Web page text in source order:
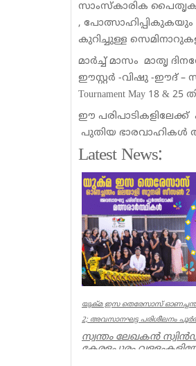
സാംസ്‌കാരിക
,
കുറിച്ചുള്ള
മാർച്ച് മാസം മാതൃ
ഈസ്റ്റർ -വിഷു -ഈദ് –
Tournament May 18 &
ഈ
പുതിയ ഭാരവാഹികൾ
Latest News:
യുക്മ ഇസ തെരേസാസ്
2; അവസാനഘട്ട പരിശീലനം
സ്വന്തം ലേഖകൻ
കേരളപ്പൂരം